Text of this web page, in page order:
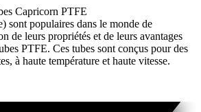
Capricorn PTFE
sont populaires dans le monde de
de leurs propriétés et de leurs avantages
PTFE. Ces tubes sont conçus pour des
à haute température et haute vitesse.